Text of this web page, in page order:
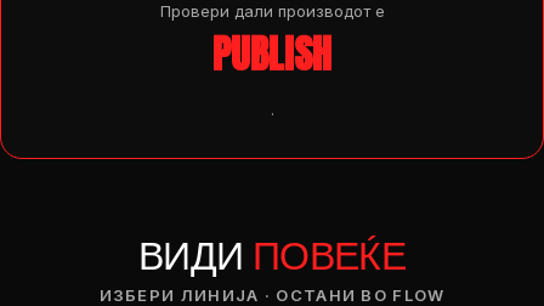
Провери дали производот e
PUBLISH
.
ВИДИ ПОВЕЌЕ
ИЗБЕРИ ЛИНИЈА · ОСТАНИ ВО FLOW